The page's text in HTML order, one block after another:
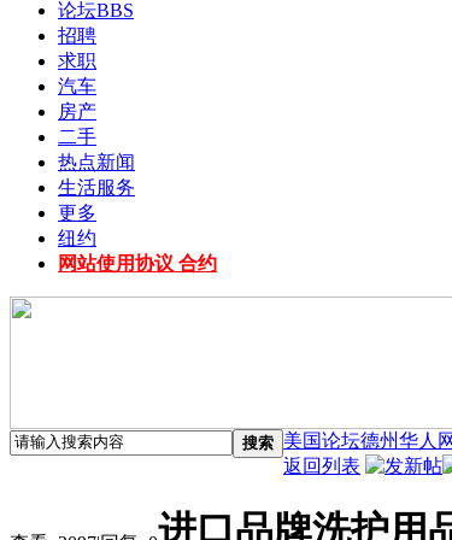
论坛BBS
招聘
求职
汽车
房产
二手
热点新闻
生活服务
更多
纽约
网站使用协议 合约
搜索 美国论坛德州华人网
返回列表
进口品牌洗护用